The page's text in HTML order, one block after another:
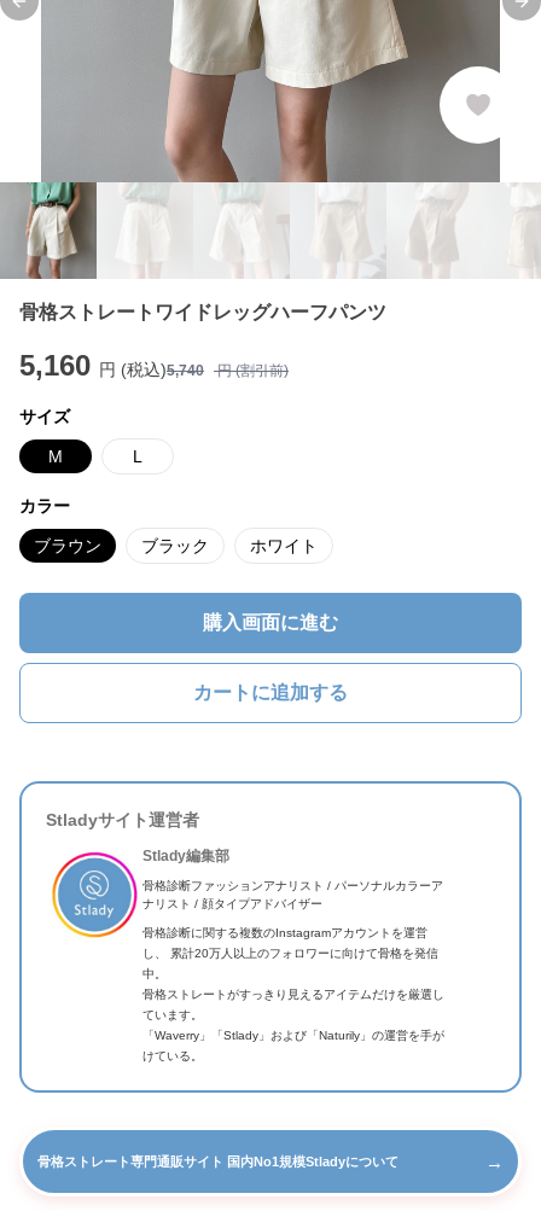
Previous slide
骨格ストレートワイドレッグハーフパンツ
5,160 円 (税込)5,740 円 (割引前)
サイズ
M L
カラー
ブラウン ブラック ホワイト
購入画面に進む
カートに追加する
Stladyサイト運営者
Stlady編集部
骨格診断ファッションアナリスト / パーソナルカラーア
ナリスト / 顔タイプアドバイザー
骨格診断に関する複数のInstagramアカウントを運営
し、 累計20万人以上のフォロワーに向けて骨格を発信
中。
骨格ストレートがすっきり見えるアイテムだけを厳選し
ています。
「Waverry」「Stlady」および「Naturily」の運営を手が
けている。
骨格ストレート専門通販サイト 国内No1規模Stladyについて →